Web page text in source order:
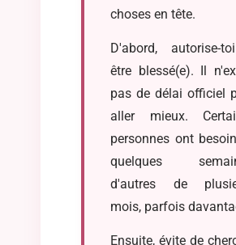
choses en tête.
D'abord, autorise-
être blessé(e). Il
pas de délai officiel
aller mieux.
personnes ont
quelques
d'autres de
mois, parfois
Ensuite, évite de